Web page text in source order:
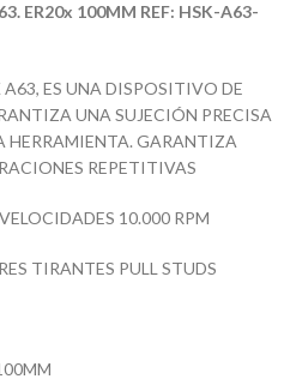
ER20x 100MM REF: HSK-A63-
ES UNA DISPOSITIVO DE
UNA SUJECIÓN PRECISA
HERRAMIENTA. GARANTIZA
REPETITIVAS
10.000 RPM
TIRANTES PULL STUDS